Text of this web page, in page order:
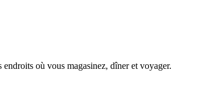
où vous magasinez, dîner et voyager.